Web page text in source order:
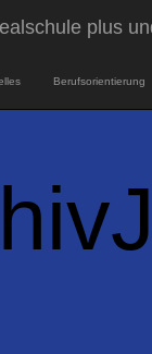
plus
Berufsorientierung